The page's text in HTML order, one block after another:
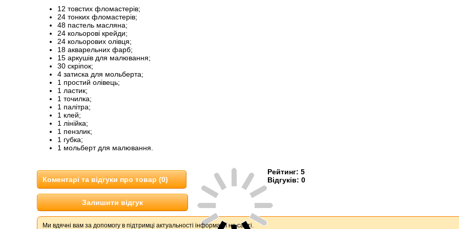
12 товстих фломастерів;
24 тонких фломастерів;
48 пастель масляна;
24 кольорові крейди;
24 кольорових олівця;
18 акварельних фарб;
15 аркушів для малювання;
30 скріпок;
4 затиска для мольберта;
1 простий олівець;
1 ластик;
1 точилка;
1 палітра;
1 клей;
1 лінійка;
1 пензлик;
1 губка;
1 мольберт для малювання.
Коментарі та відгуки про товар (0)
Рейтинг: 5
Відгуків: 0
Залишити відгук
Ми вдячні вам за допомогу в підтримці актуальності інформації на сайті.